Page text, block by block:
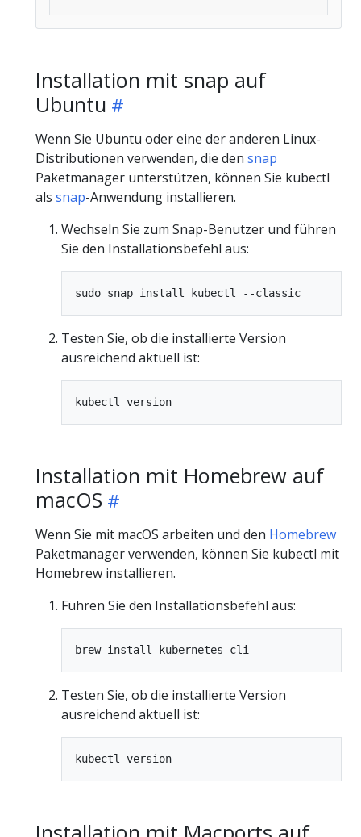
Installation mit snap auf
Ubuntu
Wenn Sie Ubuntu oder eine der anderen Linux-
Distributionen verwenden, die den snap
Paketmanager unterstützen, können Sie kubectl
als snap-Anwendung installieren.
Wechseln Sie zum Snap-Benutzer und führen
Sie den Installationsbefehl aus:
Testen Sie, ob die installierte Version
ausreichend aktuell ist:
Installation mit Homebrew auf
macOS
Wenn Sie mit macOS arbeiten und den Homebrew
Paketmanager verwenden, können Sie kubectl mit
Homebrew installieren.
Führen Sie den Installationsbefehl aus:
Testen Sie, ob die installierte Version
ausreichend aktuell ist: